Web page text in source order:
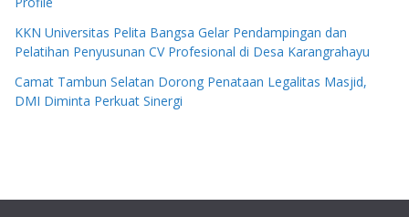
KKN Universitas Pelita Bangsa Gelar Pendampingan dan
Pelatihan Penyusunan CV Profesional di Desa Karangrahayu
Camat Tambun Selatan Dorong Penataan Legalitas Masjid,
DMI Diminta Perkuat Sinergi